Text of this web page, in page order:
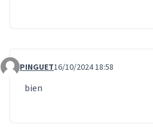
Commentaire 687
PINGUET16/10/2024 18:58
bien